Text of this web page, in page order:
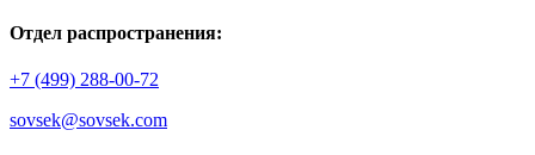
Отдел распространения:
+7 (499) 288-00-72
sovsek@sovsek.com